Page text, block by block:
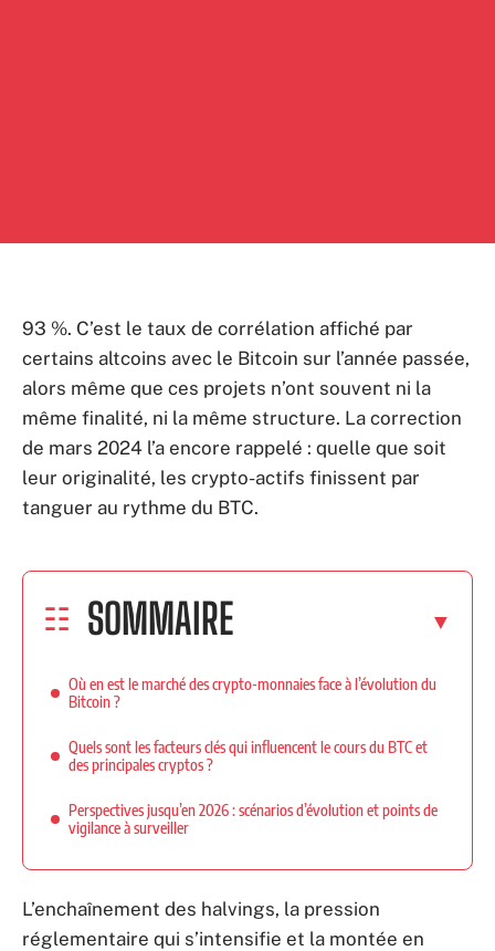
93 %. C’est le taux de corrélation affiché par
certains altcoins avec le Bitcoin sur l’année passée,
alors même que ces projets n’ont souvent ni la
même finalité, ni la même structure. La correction
de mars 2024 l’a encore rappelé : quelle que soit
leur originalité, les crypto-actifs finissent par
tanguer au rythme du BTC.
SOMMAIRE
Où en est le marché des crypto-monnaies face à l’évolution du
Bitcoin ?
Quels sont les facteurs clés qui influencent le cours du BTC et
des principales cryptos ?
Perspectives jusqu’en 2026 : scénarios d’évolution et points de
vigilance à surveiller
L’enchaînement des halvings, la pression
réglementaire qui s’intensifie et la montée en